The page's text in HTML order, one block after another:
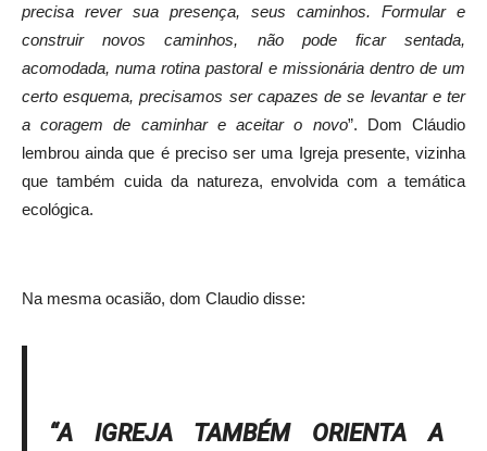
precisa rever sua presença, seus caminhos. Formular e
construir novos caminhos, não pode ficar sentada,
acomodada, numa rotina pastoral e missionária dentro de um
certo esquema, precisamos ser capazes de se levantar e ter
a coragem de caminhar e aceitar o novo”. Dom Cláudio
lembrou ainda que é preciso ser uma Igreja presente, vizinha
que também cuida da natureza, envolvida com a temática
ecológica.
Na mesma ocasião, dom Claudio disse:
“A IGREJA TAMBÉM ORIENTA A